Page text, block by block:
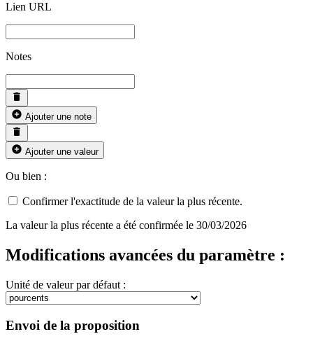
Lien URL
Notes
Ajouter une note
Ajouter une valeur
Ou bien :
Confirmer l'exactitude de la valeur la plus récente.
La valeur la plus récente a été confirmée le 30/03/2026
Modifications avancées du paramètre :
Unité de valeur par défaut :
Envoi de la proposition